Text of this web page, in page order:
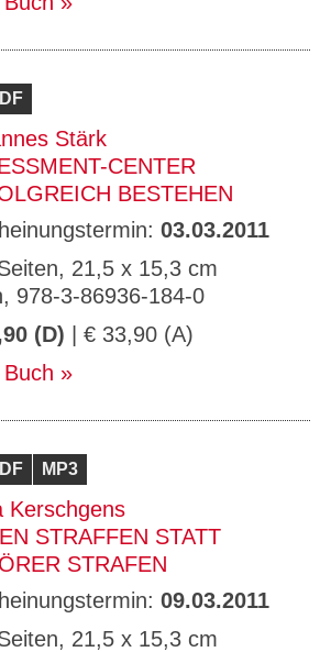
Stärk
CENTER
BESTEHEN
03.03.2011
21,5 x 15,3 cm
978-3-86936-184-0
(D) | € 33,90 (A)
MP3
Kerschgens
STRAFFEN STATT
STRAFEN
09.03.2011
21,5 x 15,3 cm